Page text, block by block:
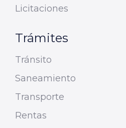
Licitaciones
Trámites
Tránsito
Saneamiento
Transporte
Rentas